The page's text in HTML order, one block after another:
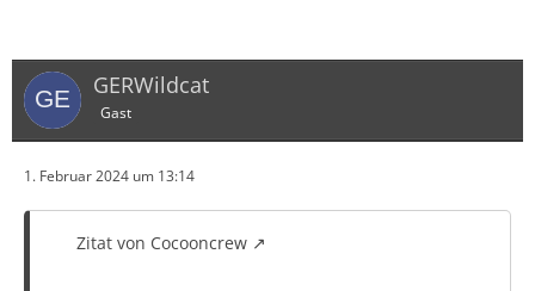
GERWildcat
Gast
1. Februar 2024 um 13:14
Zitat von Cocooncrew